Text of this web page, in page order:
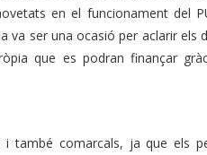
en el funcionament del
va ser una ocasió per aclarir els
que es podran finançar
i també comarcals, ja que els